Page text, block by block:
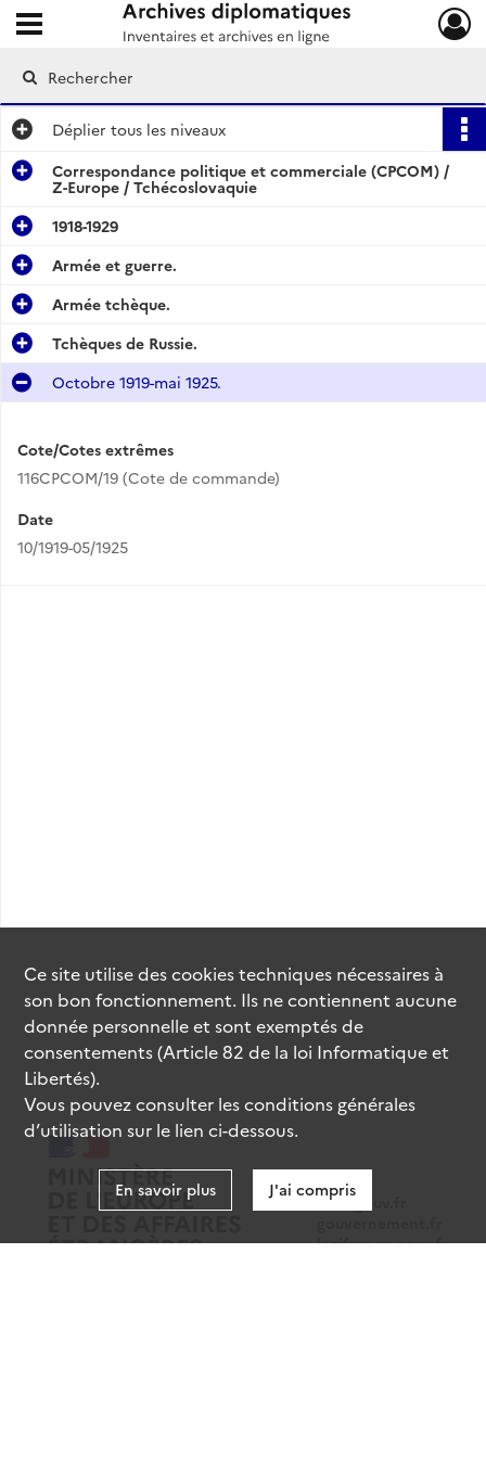
Archives diplomatiques
Ouvrir le menu déroulant
Déplier tous les niveaux
Correspondance politique et commerciale (CPCOM) /
Z-Europe / Tchécoslovaquie
1918-1929
Armée et guerre.
Armée tchèque.
Tchèques de Russie.
Octobre 1919-mai 1925.
Cote/Cotes extrêmes
116CPCOM/19 (Cote de commande)
Date
10/1919-05/1925
data.gouv.fr
legifrance.gouv.fr
Ce site utilise descookiestechniques nécessaires à
son bon fonctionnement. Ils ne contiennent aucune
donnée personnelle et sont exemptés de
consentements (Article 82 de la loi Informatique et
Libertés).
Vous pouvez consulter les conditions générales
d’utilisation sur le lien ci-dessous.
En savoir plus J'ai compris